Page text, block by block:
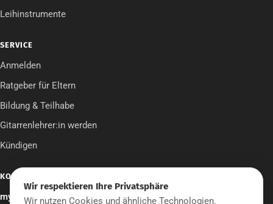
Leihinstrumente
SERVICE
Anmelden
Ratgeber für Eltern
Bildung & Teilhabe
Gitarrenlehrer:in werden
Kündigen
KONTAKT
mymusicschool UG
Wir respektieren Ihre Privatsphäre
Wir nutzen Cookies und ähnliche Technologien.